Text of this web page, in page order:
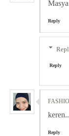
Reply
Reply
Reply